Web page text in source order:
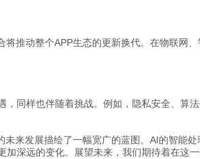
将推动整个APP生态的更新换代。在物联网
，同样也伴随着挑战。例如，隐私安全、算
未来发展描绘了一幅宽广的蓝图。AI的智能
加深远的变化。展望未来，我们期待着在这